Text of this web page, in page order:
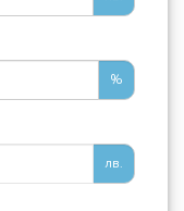
%
лв.